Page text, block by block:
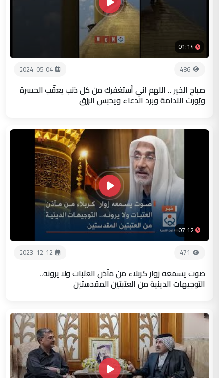
01:14
486
2024-05-04
صباح الخير .. اللهم اني أستغفرك من كل ذنب يعقّب الحسرة
ويُورث الندامة ويرد الدعاء ويحبس الرزق
07:12
471
2023-12-12
صوت يسمعه زوار كربلاء من مآذن العتبات ولا يرونه..
التوجيهات الدينية من العتبتين المقدستين